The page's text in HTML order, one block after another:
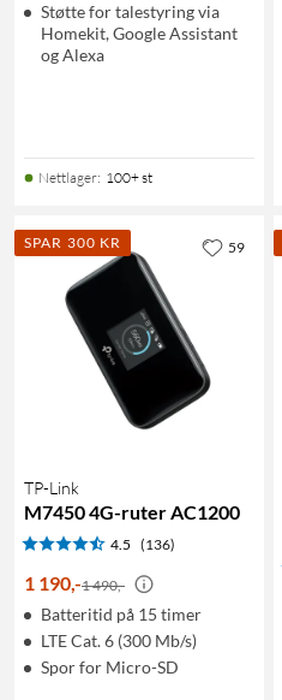
Støtte for talestyring via
Homekit, Google Assistant
og Alexa
Nettlager: 100+ st
SPAR 300 KR
TP-Link
M7450 4G-ruter AC1200
4.5 (136)
1 190,-1 490,-
Batteritid på 15 timer
LTE Cat. 6 (300 Mb/s)
Spor for Micro-SD
59